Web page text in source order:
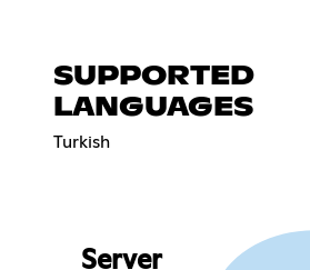
SUPPORTED
LANGUAGES
Turkish
Server